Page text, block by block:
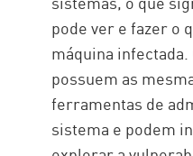
pode ver e fazer o
máquina infectada.
possuem as
ferramentas de
sistema e podem